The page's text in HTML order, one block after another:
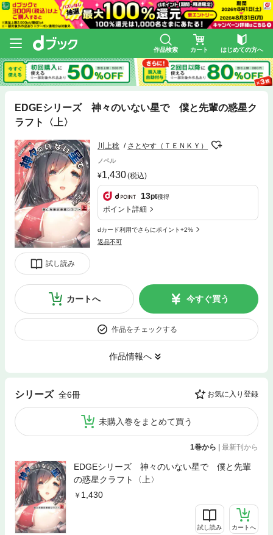
作品検索 カート はじめての方へ
EDGEシリーズ 神々のいない星で 僕と先輩の惑星ク
ラフト〈上〉
試し読み
川上稔 さとやす（ＴＥＮＫＹ）
ノベル
1,430(税込)
13pt獲得
ポイント詳細
dカード利用でさらにポイント+2%
返品不可
カートへ 今すぐ買う
作品をチェックする
作品情報へ
シリーズ 全6冊 お気に入り登録
未購入巻をまとめて買う
1巻から | 最新刊から
EDGEシリーズ 神々のいない星で 僕と先輩
の惑星クラフト〈上〉
1,430
試し読み カートへ